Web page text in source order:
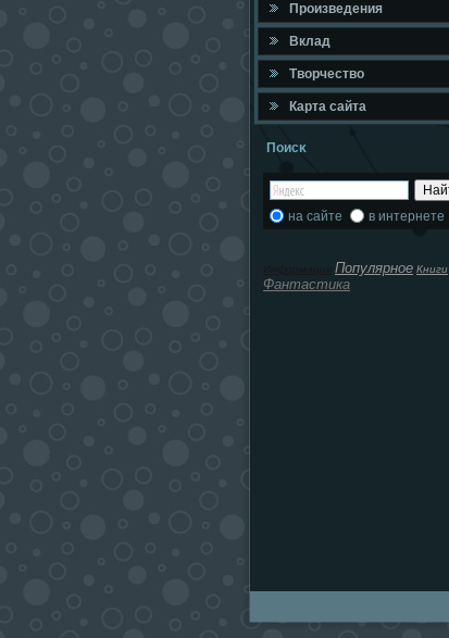
Произведения
Вклад
Твοрчествο
Карта сайта
Поисκ
на сайте в интернете
Популярное Книги
Фантастика